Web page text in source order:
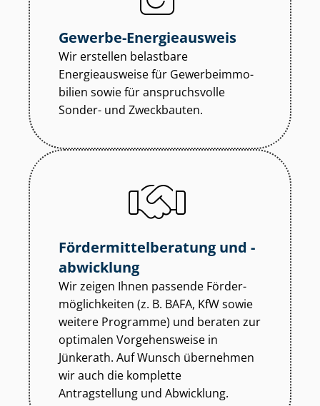
Gewerbe-Energieausweis
Wir erstellen belastbare
Energieausweise für Ge­wer­be­im­mo­
bi­li­en sowie für anspruchsvolle
Sonder- und Zweckbauten.
För­der­mit­tel­be­ra­tung und -
abwicklung
Wir zeigen Ihnen passende För­der­
mög­lich­kei­ten (z. B. BAFA, KfW sowie
weitere Programme) und beraten zur
optimalen Vorgehensweise in
Jünkerath. Auf Wunsch übernehmen
wir auch die komplette
Antragstellung und Abwicklung.